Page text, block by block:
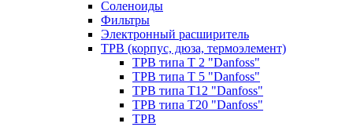
Соленоиды
Фильтры
Электронный расширитель
ТРВ (корпус, дюза, термоэлемент)
ТРВ типа Т 2 "Danfoss"
ТРВ типа Т 5 "Danfoss"
ТРВ типа Т12 "Danfoss"
ТРВ типа Т20 "Danfoss"
ТРВ